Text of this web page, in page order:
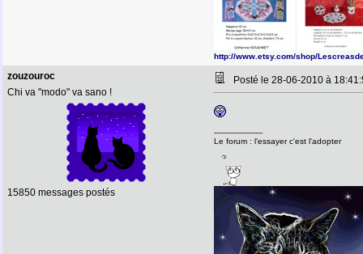
http://www.etsy.com/shop/
zouzouroc
Chi va "modo" va sano !
15850 messages postés
Posté le 28-06-2010 à
--------------------
Le forum : l'essayer c'est l'adopter